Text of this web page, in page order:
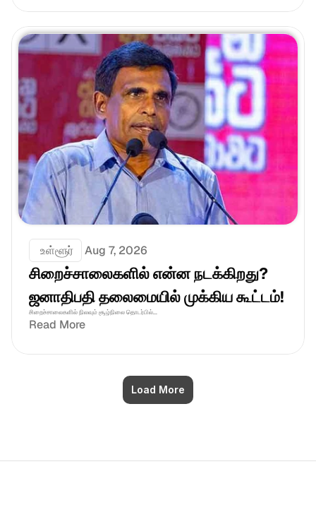
உள்ளூர் Aug 7, 2026
சிறைச்சாலைகளில் என்ன நடக்கிறது?
ஜனாதிபதி தலைமையில் முக்கிய கூட்டம்!
சிறைச்சாலைகளில் நிலவும் சூழ்நிலை தொடர்பில்...
Read More
Load More